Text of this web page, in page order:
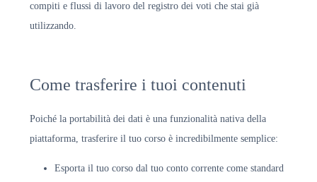
compiti e flussi di lavoro del registro dei voti che stai già
utilizzando.
Come trasferire i tuoi contenuti
Poiché la portabilità dei dati è una funzionalità nativa della
piattaforma, trasferire il tuo corso è incredibilmente semplice:
Esporta il tuo corso dal tuo conto corrente come standard